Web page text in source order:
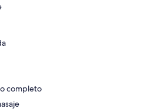
completo